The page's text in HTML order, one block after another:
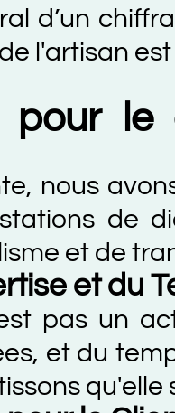
chiffrage
est
le
avons
de
de
et du
un acte
du temps
qu'elle